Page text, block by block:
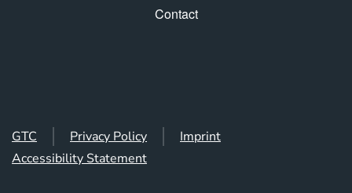
Contact
GTC Privacy Policy
Imprint
Accessibility Statement